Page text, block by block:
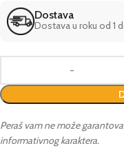
Dostava
Dostava u roku od 1
Peraš vam ne može
informativnog karaktera.